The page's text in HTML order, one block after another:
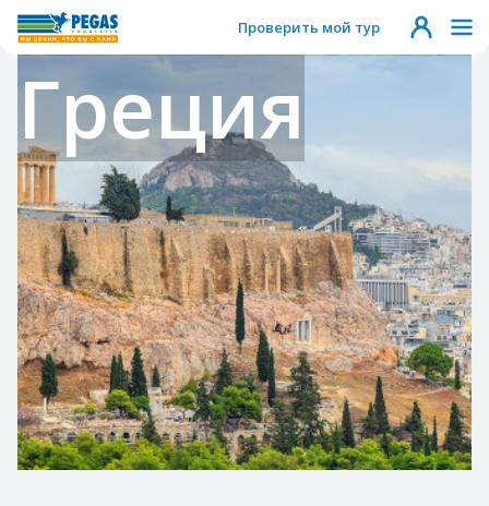
Проверить мой тур
Греция